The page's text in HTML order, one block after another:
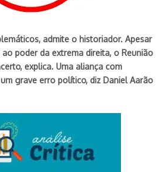
admite o historiador. Apesar
poder da extrema direita, o Reunião
explica. Uma aliança com
grave erro político, diz Daniel Aarão